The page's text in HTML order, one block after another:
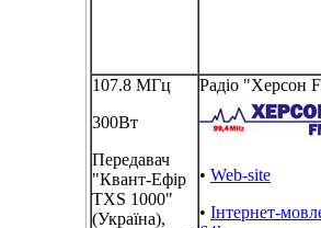
107.8 МГц
300Вт
Передавач
"Квант-Ефір
TXS 1000"
(Україна),
Радіо "Херсон
• Web-site
• Інтернет-